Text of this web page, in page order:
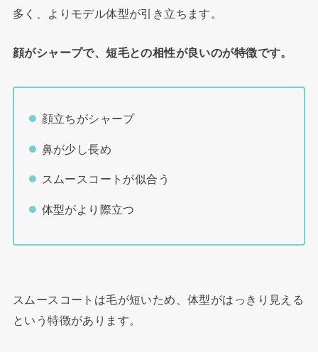
多く、よりモデル体型が引き立ちます。
顔がシャープで、短毛との相性が良いのが特徴です。
顔立ちがシャープ
鼻が少し長め
スムースコートが似合う
体型がより際立つ
スムースコートは毛が短いため、体型がはっきり見える
という特徴があります。